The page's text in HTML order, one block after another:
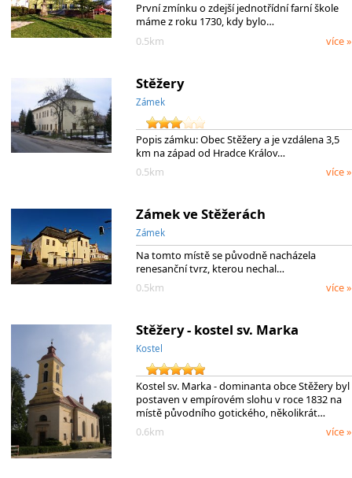
První zmínku o zdejší jednotřídní farní škole
máme z roku 1730, kdy bylo…
0.5km
více »
Stěžery
Zámek
Popis zámku: Obec Stěžery a je vzdálena 3,5
km na západ od Hradce Králov…
0.5km
více »
Zámek ve Stěžerách
Zámek
Na tomto místě se původně nacházela
renesanční tvrz, kterou nechal…
0.5km
více »
Stěžery - kostel sv. Marka
Kostel
Kostel sv. Marka - dominanta obce Stěžery byl
postaven v empírovém slohu v roce 1832 na
místě původního gotického, několikrát…
0.6km
více »